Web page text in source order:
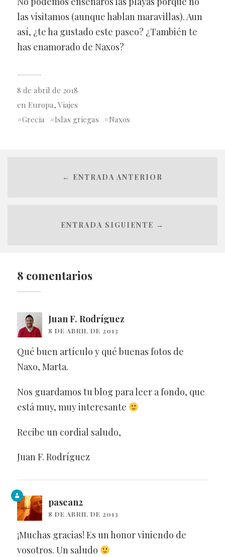
las visitamos (aunque hablan maravillas). Aun
así, ¿te ha gustado este paseo? ¿También te
has enamorado de Naxos?
8 de abril de 2018
en Europa,Viajes
Grecia
Islas griegas Naxos
← ENTRADA ANTERIOR
ENTRADA SIGUIENTE →
8 comentarios
Juan F. Rodríguez
8 DE ABRIL DE 2013
Qué buen artículo y qué buenas fotos de
Naxo, Marta.
Nos guardamos tu blog para leer a fondo, que
está muy, muy interesante
Recibe un cordial saludo,
Juan F. Rodríguez
pasean2
8 DE ABRIL DE 2013
¡Muchas gracias! Es un honor viniendo de
vosotros. Un saludo